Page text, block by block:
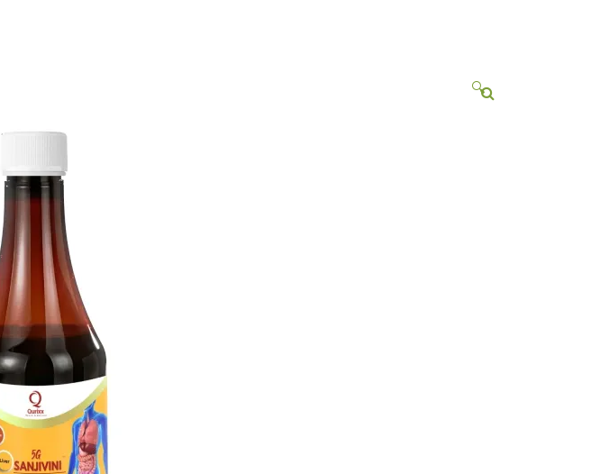
🔍